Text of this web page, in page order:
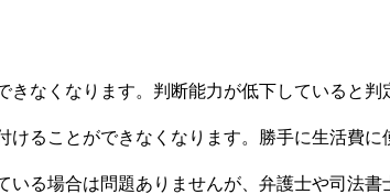
なくなります。判断能力が低下していると
ることができなくなります。勝手に生活費
る場合は問題ありませんが、弁護士や司法